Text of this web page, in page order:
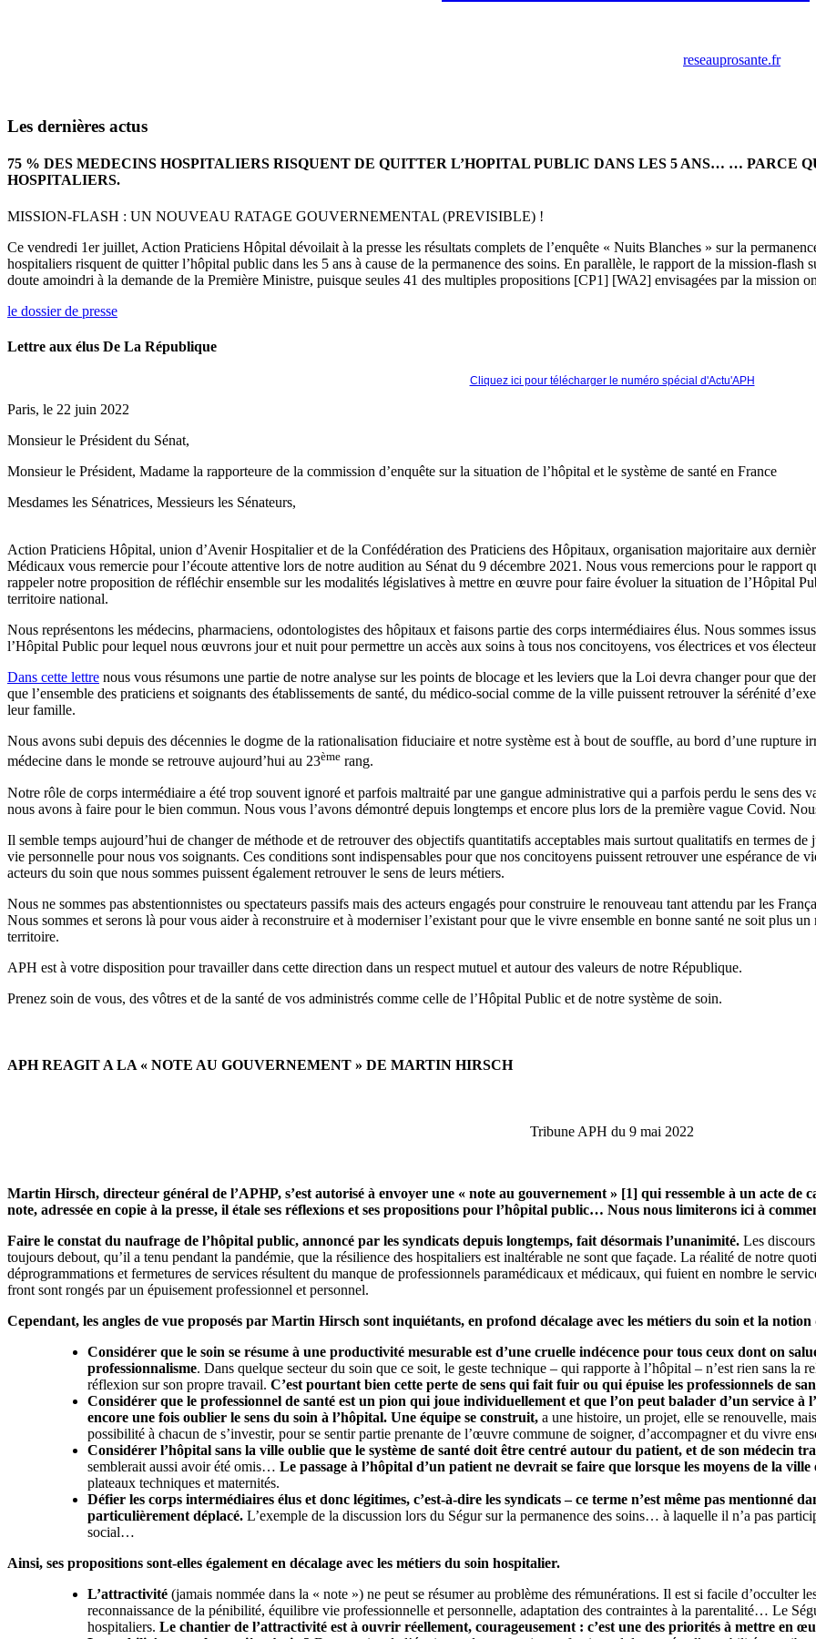
reseauprosante.fr
Les dernières actus
75 % DES MEDECINS HOSPITALIERS RISQUENT DE QUITTER L’HOPITAL PUBLIC DANS LES 5 ANS… … PARCE
HOSPITALIERS.
MISSION-FLASH : UN NOUVEAU RATAGE GOUVERNEMENTAL (PREVISIBLE) !
Ce vendredi 1er juillet, Action Praticiens Hôpital dévoilait à la presse les résultats complets de l’enquête « Nuits Blanches » sur la
hospitaliers risquent de quitter l’hôpital public dans les 5 ans à cause de la permanence des soins. En parallèle, le rapport de la mission-
doute amoindri à la demande de la Première Ministre, puisque seules 41 des multiples propositions [CP1] [WA2] envisagées par la mission
le dossier de presse
Lettre aux élus De La République
Cliquez ici pour télécharger le numéro spécial d'Actu'APH
Paris, le 22 juin 2022
Monsieur le Président du Sénat,
Monsieur le Président, Madame la rapporteure de la commission d’enquête sur la situation de l’hôpital et le système de santé en France
Mesdames les Sénatrices, Messieurs les Sénateurs,
Action Praticiens Hôpital, union d’Avenir Hospitalier et de la Confédération des Praticiens des Hôpitaux, organisation majoritaire aux
Médicaux vous remercie pour l’écoute attentive lors de notre audition au Sénat du 9 décembre 2021. Nous vous remercions pour le rapport
rappeler notre proposition de réfléchir ensemble sur les modalités législatives à mettre en œuvre pour faire évoluer la situation de l’Hôpital
territoire national.
Nous représentons les médecins, pharmaciens, odontologistes des hôpitaux et faisons partie des corps intermédiaires élus. Nous sommes
l’Hôpital Public pour lequel nous œuvrons jour et nuit pour permettre un accès aux soins à tous nos concitoyens, vos électrices et vos
Dans cette lettre nous vous résumons une partie de notre analyse sur les points de blocage et les leviers que la Loi devra changer pour que
que l’ensemble des praticiens et soignants des établissements de santé, du médico-social comme de la ville puissent retrouver la sérénité
leur famille.
Nous avons subi depuis des décennies le dogme de la rationalisation fiduciaire et notre système est à bout de souffle, au bord d’une rupture
médecine dans le monde se retrouve aujourd’hui au 23ème rang.
Notre rôle de corps intermédiaire a été trop souvent ignoré et parfois maltraité par une gangue administrative qui a parfois perdu le sens des
nous avons à faire pour le bien commun. Nous vous l’avons démontré depuis longtemps et encore plus lors de la première vague Covid.
Il semble temps aujourd’hui de changer de méthode et de retrouver des objectifs quantitatifs acceptables mais surtout qualitatifs en termes
vie personnelle pour nous vos soignants. Ces conditions sont indispensables pour que nos concitoyens puissent retrouver une espérance de
acteurs du soin que nous sommes puissent également retrouver le sens de leurs métiers.
Nous ne sommes pas abstentionnistes ou spectateurs passifs mais des acteurs engagés pour construire le renouveau tant attendu par les
Nous sommes et serons là pour vous aider à reconstruire et à moderniser l’existant pour que le vivre ensemble en bonne santé ne soit plus
territoire.
APH est à votre disposition pour travailler dans cette direction dans un respect mutuel et autour des valeurs de notre République.
Prenez soin de vous, des vôtres et de la santé de vos administrés comme celle de l’Hôpital Public et de notre système de soin.
APH REAGIT A LA « NOTE AU GOUVERNEMENT » DE MARTIN HIRSCH
Tribune APH du 9 mai 2022
Martin Hirsch, directeur général de l’APHP, s’est autorisé à envoyer une « note au gouvernement » [1] qui ressemble à un acte de
note, adressée en copie à la presse, il étale ses réflexions et ses propositions pour l’hôpital public… Nous nous limiterons ici à
Faire le constat du naufrage de l’hôpital public, annoncé par les syndicats depuis longtemps, fait désormais l’unanimité. Les
toujours debout, qu’il a tenu pendant la pandémie, que la résilience des hospitaliers est inaltérable ne sont que façade. La réalité de notre
déprogrammations et fermetures de services résultent du manque de professionnels paramédicaux et médicaux, qui fuient en nombre le
front sont rongés par un épuisement professionnel et personnel.
Cependant, les angles de vue proposés par Martin Hirsch sont inquiétants, en profond décalage avec les métiers du soin et la notion
Considérer que le soin se résume à une productivité mesurable est d’une cruelle indécence pour tous ceux dont on
professionnalisme. Dans quelque secteur du soin que ce soit, le geste technique – qui rapporte à l’hôpital – n’est rien sans la
réflexion sur son propre travail. C’est pourtant bien cette perte de sens qui fait fuir ou qui épuise les professionnels de
Considérer que le professionnel de santé est un pion qui joue individuellement et que l’on peut balader d’un service à
encore une fois oublier le sens du soin à l’hôpital. Une équipe se construit, a une histoire, un projet, elle se renouvelle,
possibilité à chacun de s’investir, pour se sentir partie prenante de l’œuvre commune de soigner, d’accompagner et du vivre
Considérer l’hôpital sans la ville oublie que le système de santé doit être centré autour du patient, et de son médecin
semblerait aussi avoir été omis… Le passage à l’hôpital d’un patient ne devrait se faire que lorsque les moyens de la
plateaux techniques et maternités.
Défier les corps intermédiaires élus et donc légitimes, c’est-à-dire les syndicats – ce terme n’est même pas mentionné
particulièrement déplacé. L’exemple de la discussion lors du Ségur sur la permanence des soins… à laquelle il n’a pas
social…
Ainsi, ses propositions sont-elles également en décalage avec les métiers du soin hospitalier.
L’attractivité (jamais nommée dans la « note ») ne peut se résumer au problème des rémunérations. Il est si facile d’occulter
reconnaissance de la pénibilité, équilibre vie professionnelle et personnelle, adaptation des contraintes à la parentalité… Le
hospitaliers. Le chantier de l’attractivité est à ouvrir réellement, courageusement : c’est une des priorités à mettre en